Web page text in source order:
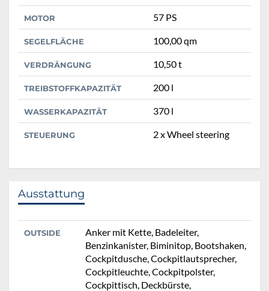
MOTOR 57 PS
SEGELFLÄCHE 100,00 qm
VERDRÄNGUNG 10,50 t
TREIBSTOFFKAPAZITÄT 200 l
WASSERKAPAZITÄT 370 l
STEUERUNG 2 x Wheel steering
Ausstattung
OUTSIDE
Anker mit Kette, Badeleiter,
Benzinkanister, Biminitop, Bootshaken,
Cockpitdusche, Cockpitlautsprecher,
Cockpitleuchte, Cockpitpolster,
Cockpittisch, Deckbürste,